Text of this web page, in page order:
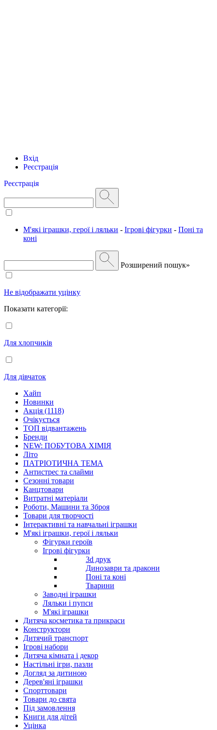
Вхід
Реєстрація
Реєстрація
М'які іграшки, герої і ляльки - Ігрові фігурки - Поні та
коні
Розширений пошук»
Не відображати уцінку
Показати категорії:
Для хлопчиків
Для дівчаток
Хайп
Новинки
Акція (1118)
Очікується
ТОП відвантажень
Бренди
NEW: ПОБУТОВА ХІМІЯ
Літо
ПАТРІОТИЧНА ТЕМА
Антистрес та слайми
Сезонні товари
Канцтовари
Витратні матеріали
Роботи, Машини та Зброя
Товари для творчості
Інтерактивні та навчальні іграшки
М'які іграшки, герої і ляльки
Фігурки героїв
Ігрові фігурки
3d друк
Динозаври та дракони
Поні та коні
Тварини
Заводні іграшки
Ляльки і пупси
М'які іграшки
Дитяча косметика та прикраси
Конструктори
Дитячий транспорт
Ігрові набори
Дитяча кімната і декор
Настільні ігри, пазли
Догляд за дитиною
Дерев'яні іграшки
Спорттовари
Товари до свята
Під замовлення
Книги для дітей
Уцінка